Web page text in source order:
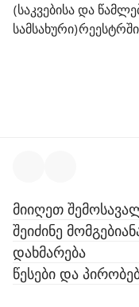
(საკვებისა და
მიიღეთ
შეიძინე
დახმარება
წესები და